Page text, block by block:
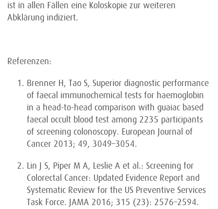
ist in allen Fällen eine Koloskopie zur weiteren
Abklärung indiziert.
Referenzen:
Brenner H, Tao S, Superior diagnostic performance
of faecal immunochemical tests for haemoglobin
in a head-to-head comparison with guaiac based
faecal occult blood test among 2235 participants
of screening colonoscopy. European Journal of
Cancer 2013; 49, 3049–3054.
Lin J S, Piper M A, Leslie A et al.: Screening for
Colorectal Cancer: Updated Evidence Report and
Systematic Review for the US Preventive Services
Task Force. JAMA 2016; 315 (23): 2576–2594.